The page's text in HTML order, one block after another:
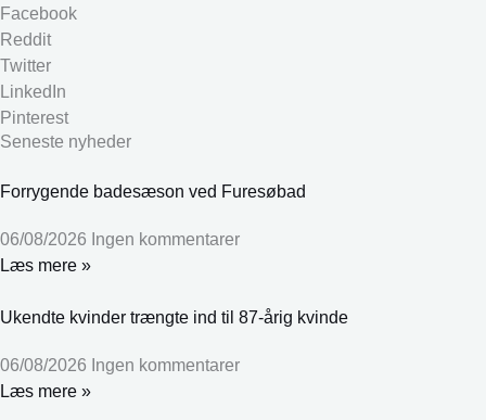
Facebook
Reddit
Twitter
LinkedIn
Pinterest
Seneste nyheder
Forrygende badesæson ved Furesøbad
06/08/2026 Ingen kommentarer
Læs mere »
Ukendte kvinder trængte ind til 87-årig kvinde
06/08/2026 Ingen kommentarer
Læs mere »